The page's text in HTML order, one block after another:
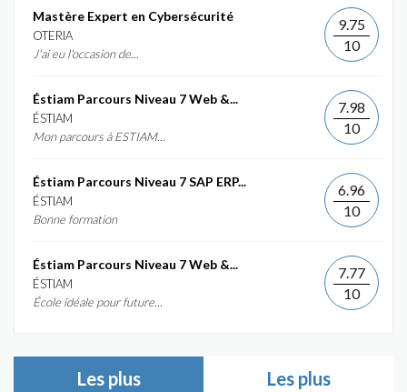
Mastère Expert en Cybersécurité
OTERIA
J'ai eu l'occasion de...
9.75
10
Éstiam Parcours Niveau 7 Web &...
ÉSTIAM
Mon parcours à ESTIAM...
7.98
10
Éstiam Parcours Niveau 7 SAP ERP...
ÉSTIAM
Bonne formation
6.96
10
Éstiam Parcours Niveau 7 Web &...
ÉSTIAM
École idéale pour future...
7.77
10
Les plus
Les plus